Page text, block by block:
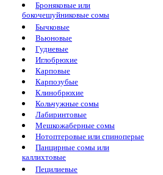
Броняковые или
бокочешуйниковые сомы
Бычковые
Вьюновые
Гудиевые
Иглобрюхие
Карповые
Карпозубые
Клинобрюхие
Кольчужные сомы
Лабиринтовые
Мешкожаберные сомы
Нотоптеровые или спиноперые
Панцирные сомы или
каллихтовые
Пецилиевые